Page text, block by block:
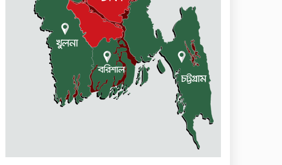
দুর্গাপুরে ৬৩ বোতল ভারতীয়
মদসহ আটক ২
বাংলাদেশে আসছেন যুক্তরাষ্ট্রের
শীর্ষ প্রতিষ্ঠানের ৪৫ ব্যবসায়ী
দুর্গাপুরে মাদকমুক্ত যুবসমাজ